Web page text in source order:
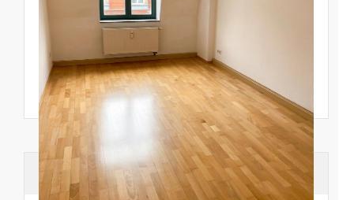
Suchhistorie